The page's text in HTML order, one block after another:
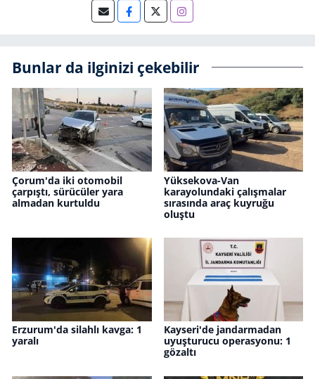
Bunlar da ilginizi çekebilir
Çorum'da iki otomobil
çarpıştı, sürücüler yara
almadan kurtuldu
Yüksekova-Van
karayolundaki çalışmalar
sırasında araç kuyruğu
oluştu
Erzurum'da silahlı kavga: 1
yaralı
Kayseri'de jandarmadan
uyuşturucu operasyonu: 1
gözaltı